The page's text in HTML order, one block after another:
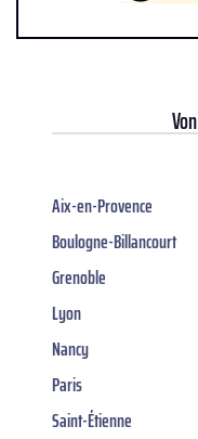
Von
Aix-en-Provence
Boulogne-Billancourt
Grenoble
Lyon
Nancy
Paris
Saint-Étienne